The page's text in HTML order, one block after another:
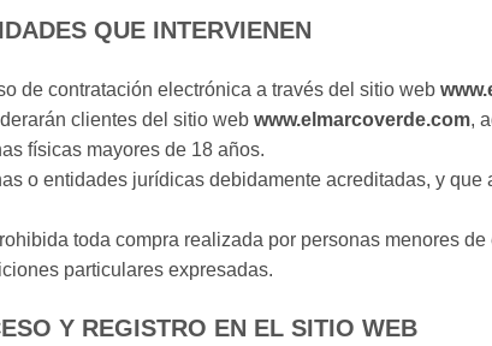
QUE INTERVIENEN
de contratación electrónica a través del sitio web
clientes del sitio web www.elmarcoverde.com,
físicas mayores de 18 años.
o entidades jurídicas debidamente acreditadas, y
toda compra realizada por personas menores
particulares expresadas.
Y REGISTRO EN EL SITIO WEB